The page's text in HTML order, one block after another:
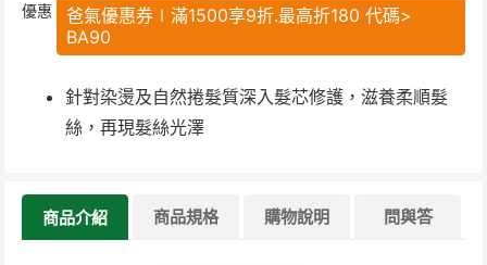
優惠
爸氣優惠券∣滿1500享9折.最高折180 代碼>
BA90
針對染燙及自然捲髮質深入髮芯修護，滋養柔順髮
絲，再現髮絲光澤
商品介紹 商品規格 購物說明 問與答